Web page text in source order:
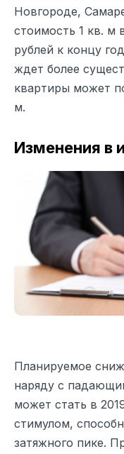
Новгороде,
стоимость 1 кв. м
рублей к концу
ждет более
квартиры может
м.
Изменения в
Планируемое
наряду с
может стать в
стимулом,
затяжного пике.